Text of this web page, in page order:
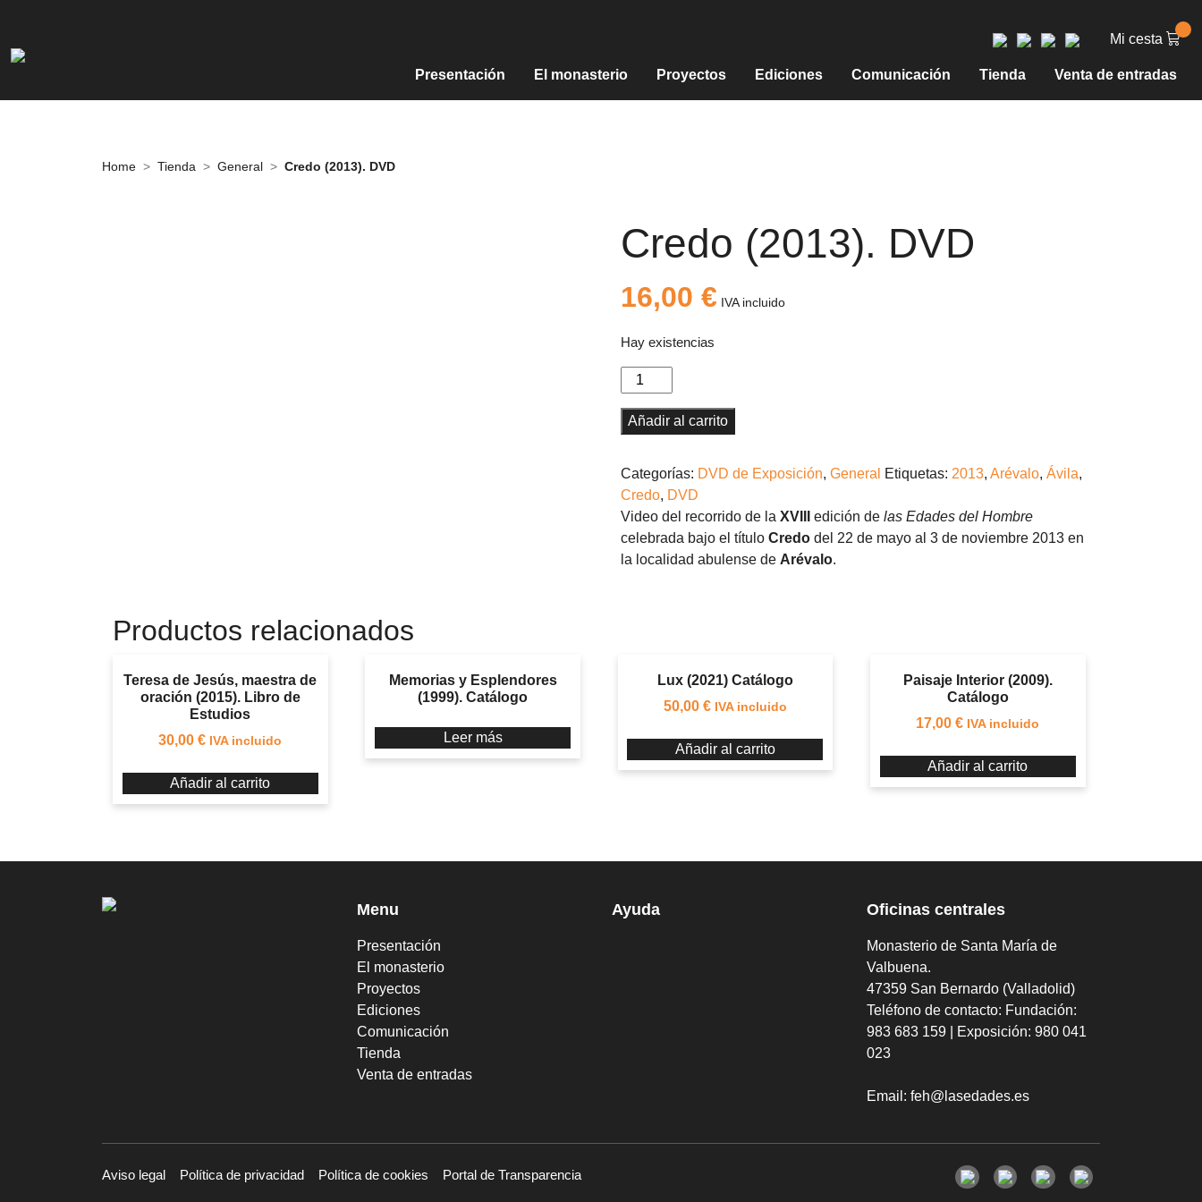
Mi cesta
Presentación El monasterio Proyectos Ediciones Comunicación Tienda Venta de entradas
Home Tienda General Credo (2013). DVD
Credo (2013). DVD
16,00 € IVA incluido
Hay existencias
Credo
(2013).
DVD
Añadir al carrito
Categorías: DVD de Exposición, General Etiquetas: 2013, Arévalo, Ávila,
Credo, DVD
Video del recorrido de la XVIII edición de las Edades del Hombre
celebrada bajo el título Credo del 22 de mayo al 3 de noviembre 2013 en
la localidad abulense de Arévalo.
Productos relacionados
Teresa de Jesús, maestra de
oración (2015). Libro de
Estudios
30,00€ IVA incluido
Añadir al carrito
Memorias y Esplendores
(1999). Catálogo
Leer más
Lux (2021) Catálogo
50,00 € IVA incluido
Añadir al carrito
Paisaje Interior (2009).
Catálogo
17,00€ IVA incluido
Añadir al carrito
Menu
Presentación
El monasterio
Proyectos
Ediciones
Comunicación
Tienda
Venta de entradas
Ayuda Oficinas centrales
Monasterio de Santa María de
Valbuena.
47359 San Bernardo (Valladolid)
Teléfono de contacto: Fundación:
983 683 159 | Exposición: 980 041
023
Email: feh@lasedades.es
Aviso legal Política de privacidad Política de cookies Portal de Transparencia